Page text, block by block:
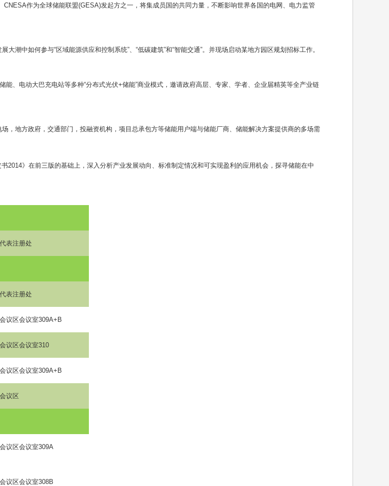
CNESA作为全球储能联盟(GESA)发起方之一，将集成员国的共同力量，不断影响世界各国的电网、电力监管
大潮中如何参与“区域能源供应和控制系统”、 “低碳建筑”和“智能交通”。并现场启动某地方园区规划招标工作。
储能、电动大巴充电站等多种“分布式光伏+储能”商业模式，邀请政府高层、专家、学者、企业届精英等全产业链
，地方政府，交通部门，投融资机构，项目总承包方等储能用户端与储能厂商、储能解决方案提供商的多场需
2014》在前三版的基础上，深入分析产业发展动向、标准制定情况和可实现盈利的应用机会，探寻储能在中
表注册处
表注册处
议区会议室309A+B
议区会议室310
议区会议室309A+B
议区
议区会议室309A
议区会议室308B